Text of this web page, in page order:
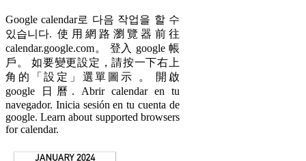
Google calendar로 다음 작업을 할 수
있습니다. 使用網路瀏覽器前往
calendar.google.com。 登入 google 帳
戶。 如要變更設定，請按一下右上
角的「設定」選單圖示 。 開啟
google 日曆. Abrir calendar en tu
navegador. Inicia sesión en tu cuenta de
google. Learn about supported browsers
for calendar.